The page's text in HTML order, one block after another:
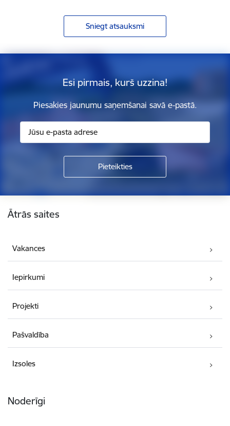
Sniegt atsauksmi
Esi pirmais, kurš uzzina!
Piesakies jaunumu saņemšanai savā e-pastā.
Ātrās saites
Vakances
Iepirkumi
Projekti
Pašvaldība
Izsoles
Noderīgi